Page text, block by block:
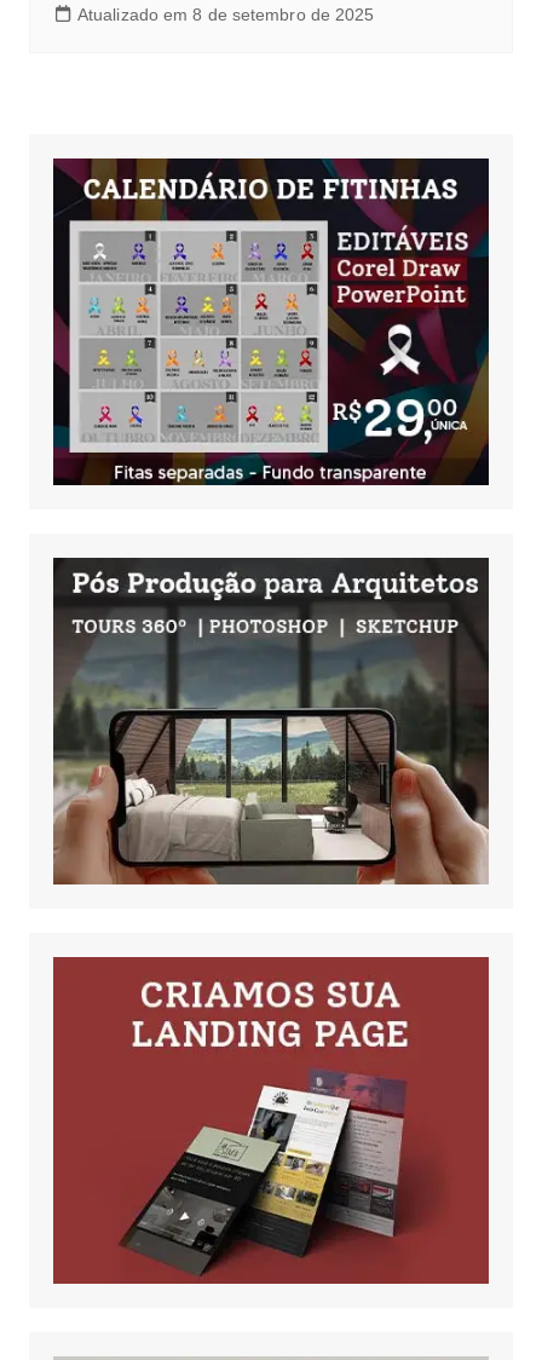
Atualizado em 8 de setembro de 2025